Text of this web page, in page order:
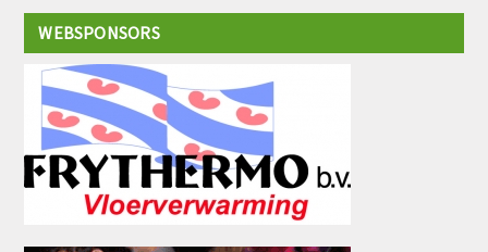
WEBSPONSORS